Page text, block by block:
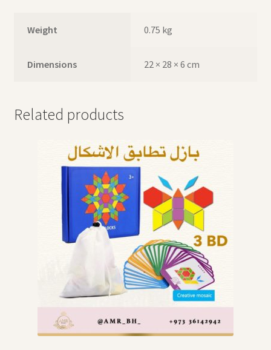
Weight 0.75 kg
Dimensions 22 × 28 × 6 cm
Related products